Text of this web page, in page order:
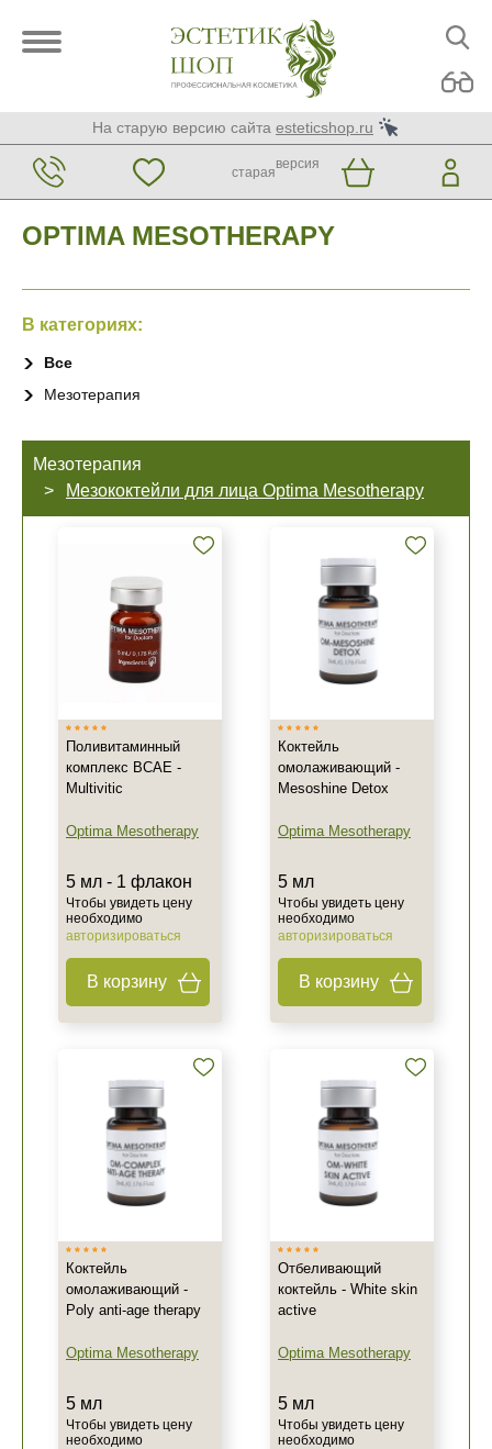
На старую версию сайта esteticshop.ru
старая
версия
OPTIMA MESOTHERAPY
В категориях:
Все
Мезотерапия
Мезотерапия
Мезококтейли для лица Optima Mesotherapy
Поливитаминный
комплекс ВСАЕ -
Multivitic
Optima Mesotherapy
5 мл - 1 флакон
Чтобы увидеть цену
необходимо
авторизироваться
В корзину
Коктейль
омолаживающий -
Mesoshine Detox
Optima Mesotherapy
5 мл
Чтобы увидеть цену
необходимо
авторизироваться
В корзину
Коктейль
омолаживающий -
Poly anti-age therapy
Optima Mesotherapy
5 мл
Чтобы увидеть цену
необходимо
Отбеливающий
коктейль - White skin
active
Optima Mesotherapy
5 мл
Чтобы увидеть цену
необходимо